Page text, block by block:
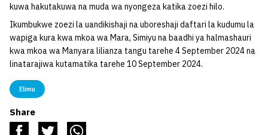
kuwa hakutakuwa na muda wa nyongeza katika zoezi hilo.
Ikumbukwe zoezi la uandikishaji na uboreshaji daftari la kudumu la
wapiga kura kwa mkoa wa Mara, Simiyu na baadhi ya halmashauri
kwa mkoa wa Manyara lilianza tangu tarehe 4 September 2024 na
linatarajiwa kutamatika tarehe 10 September 2024.
Elimu
Share